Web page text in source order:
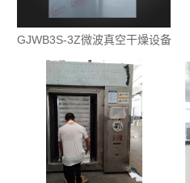
GJWB3S-3Z微波真空干燥设备